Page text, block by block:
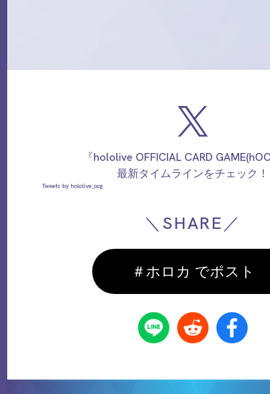
『hololive OFFICIAL CARD
最新タイムラインをチェック！
Tweets by hololive_ocg
＼SHARE／
＃ホロカ でポスト